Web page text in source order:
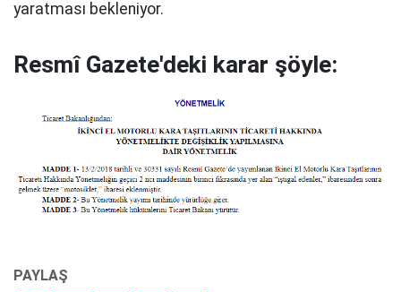
yaratması bekleniyor.
Resmî Gazete'deki karar şöyle: